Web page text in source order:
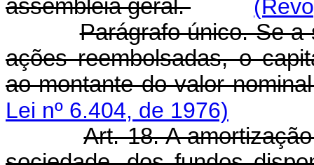
assembléia geral.
Parágrafo único. Se
ações reembolsadas, o
ao montante do valor
Lei nº 6.404, de 1976)
Art. 18. A